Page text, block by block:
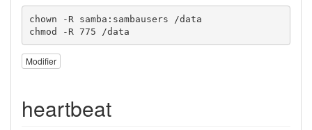
chown -R samba:sambausers /data
chmod -R 775 /data
Modifier
heartbeat